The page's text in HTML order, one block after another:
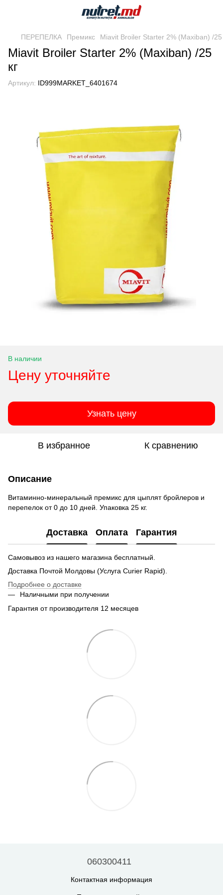
ПЕРЕПЕЛКА Премикс Miavit Broiler Starter 2% (Maxiban) /25
Miavit Broiler Starter 2% (Maxiban) /25
кг
Артикул: ID999MARKET_6401674
В наличии
Цену уточняйте
Узнать цену
В избранное К сравнению
Описание
Витаминно-минеральный премикс для цыплят бройлеров и
перепелок от 0 до 10 дней. Упаковка 25 кг.
Доставка Оплата Гарантия
Самовывоз из нашего магазина бесплатный.
Доставка Почтой Молдовы (Услуга Curier Rapid).
Подробнее о доставке
Наличными при получении
Гарантия от производителя 12 месяцев
060300411
Контактная информация